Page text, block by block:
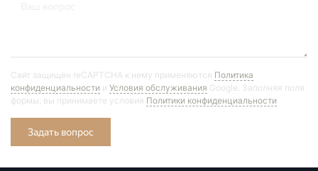
Сайт защищён reCAPTCHA к нему применяются Политика
конфиденциальности и Условия обслуживания Google. Заполняя поля
формы, вы принимаете условия Политики конфиденциальности
Задать вопрос